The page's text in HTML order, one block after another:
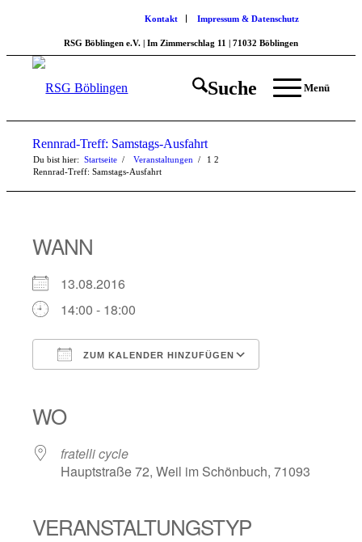
Kontakt Impressum & Datenschutz
RSG Böblingen e.V. | Im Zimmerschlag 11 | 71032 Böblingen
Suche Menü
Rennrad-Treff: Samstags-Ausfahrt
Du bist hier: Startseite 1
/ Veranstaltungen 2
/
Rennrad-Treff: Samstags-Ausfahrt
WANN
13.08.2016
14:00 - 18:00
ZUM KALENDER HINZUFÜGEN
WO
fratelli cycle
Hauptstraße 72, Weil im Schönbuch, 71093
VERANSTALTUNGSTYP